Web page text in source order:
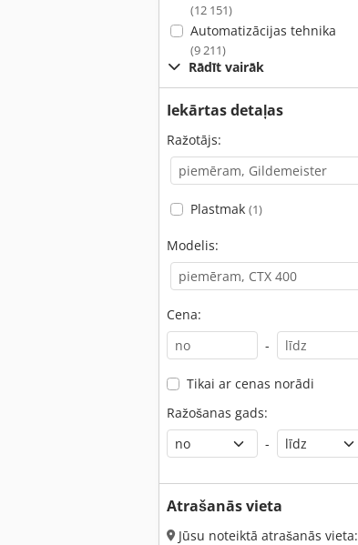
(12 151)
Automatizācijas tehnika
(9 211)
Rādīt vairāk
Iekārtas detaļas
Ražotājs:
Plastmak (1)
Modelis:
Cena:
-
Tikai ar cenas norādi
Ražošanas gads:
-
Atrašanās vieta
Jūsu noteiktā atrašanās vieta: